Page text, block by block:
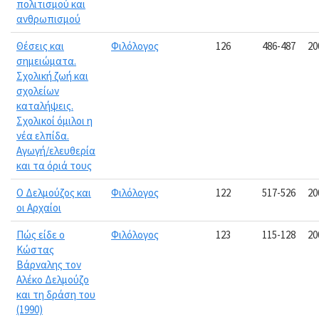
πολιτισμού και
ανθρωπισμού
Θέσεις και
σημειώματα.
Σχολική ζωή και
σχολείων
καταλήψεις.
Σχολικοί όμιλοι η
νέα ελπίδα.
Αγωγή/ελευθερία
και τα όριά τους
Φιλόλογος 126 486-487
Ο Δελμούζος και
οι Αρχαίοι
Φιλόλογος 122 517-526
Πώς είδε ο
Κώστας
Βάρναλης τον
Αλέκο Δελμούζο
και τη δράση του
(1990)
Φιλόλογος 123 115-128